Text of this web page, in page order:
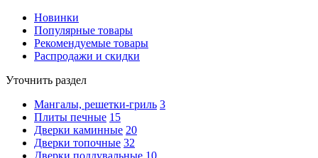
Новинки
Популярные товары
Рекомендуемые товары
Распродажи и скидки
Уточнить раздел
Мангалы, решетки-гриль 3
Плиты печные 15
Дверки каминные 20
Дверки топочные 32
Дверки поддувальные 10